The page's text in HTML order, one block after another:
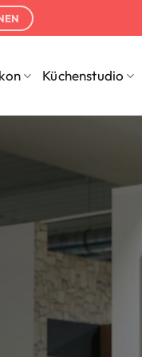
Küchenstudio